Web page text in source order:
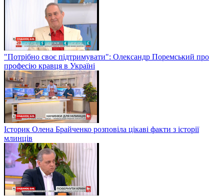
"Потрібно своє підтримувати": Олександр Поремський про
професію кравця в Україні
Історик Олена Брайченко розповіла цікаві факти з історії
млинців